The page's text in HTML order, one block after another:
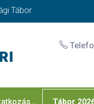
Tábor
Tábor